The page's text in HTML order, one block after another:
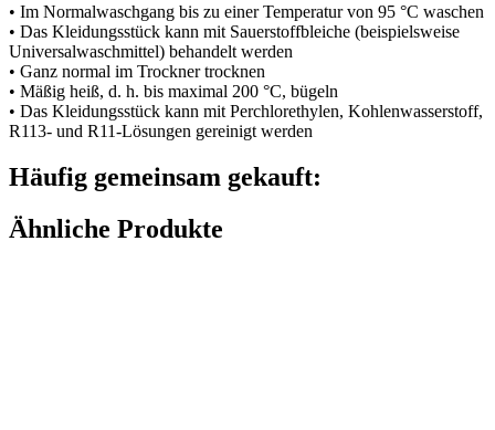
• Im Normalwaschgang bis zu einer Temperatur von 95 °C waschen
• Das Kleidungsstück kann mit Sauerstoffbleiche (beispielsweise
Universalwaschmittel) behandelt werden
• Ganz normal im Trockner trocknen
• Mäßig heiß, d. h. bis maximal 200 °C, bügeln
• Das Kleidungsstück kann mit Perchlorethylen, Kohlenwasserstoff,
R113- und R11-Lösungen gereinigt werden
Häufig gemeinsam gekauft:
Ähnliche Produkte